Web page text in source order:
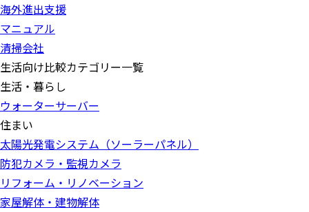
海外進出支援
マニュアル
清掃会社
生活向け比較カテゴリー一覧
生活・暮らし
ウォーターサーバー
住まい
太陽光発電システム（ソーラーパネル）
防犯カメラ・監視カメラ
リフォーム・リノベーション
家屋解体・建物解体